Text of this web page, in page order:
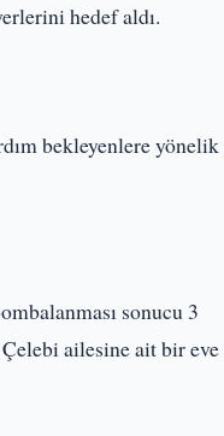
hedef aldı.
bekleyenlere yönelik
sonucu 3
ailesine ait bir eve